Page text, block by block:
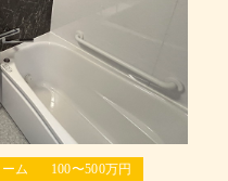
ム 100〜500万円